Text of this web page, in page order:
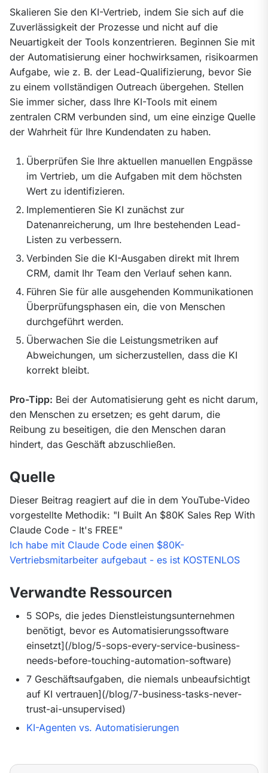
Skalieren Sie den KI-Vertrieb, indem Sie sich auf die
Zuverlässigkeit der Prozesse und nicht auf die
Neuartigkeit der Tools konzentrieren. Beginnen Sie mit
der Automatisierung einer hochwirksamen, risikoarmen
Aufgabe, wie z. B. der Lead-Qualifizierung, bevor Sie
zu einem vollständigen Outreach übergehen. Stellen
Sie immer sicher, dass Ihre KI-Tools mit einem
zentralen CRM verbunden sind, um eine einzige Quelle
der Wahrheit für Ihre Kundendaten zu haben.
Überprüfen Sie Ihre aktuellen manuellen Engpässe
im Vertrieb, um die Aufgaben mit dem höchsten
Wert zu identifizieren.
Implementieren Sie KI zunächst zur
Datenanreicherung, um Ihre bestehenden Lead-
Listen zu verbessern.
Verbinden Sie die KI-Ausgaben direkt mit Ihrem
CRM, damit Ihr Team den Verlauf sehen kann.
Führen Sie für alle ausgehenden Kommunikationen
Überprüfungsphasen ein, die von Menschen
durchgeführt werden.
Überwachen Sie die Leistungsmetriken auf
Abweichungen, um sicherzustellen, dass die KI
korrekt bleibt.
Pro-Tipp: Bei der Automatisierung geht es nicht darum,
den Menschen zu ersetzen; es geht darum, die
Reibung zu beseitigen, die den Menschen daran
hindert, das Geschäft abzuschließen.
Quelle
Dieser Beitrag reagiert auf die in dem YouTube-Video
vorgestellte Methodik: "I Built An $80K Sales Rep With
Ich habe mit Claude Code einen $80K-
Vertriebsmitarbeiter aufgebaut - es ist KOSTENLOS
Verwandte Ressourcen
5 SOPs, die jedes Dienstleistungsunternehmen
benötigt, bevor es Automatisierungssoftware
einsetzt](/blog/5-sops-every-service-business-
needs-before-touching-automation-software)
7 Geschäftsaufgaben, die niemals unbeaufsichtigt
auf KI vertrauen](/blog/7-business-tasks-never-
trust-ai-unsupervised)
KI-Agenten vs. Automatisierungen